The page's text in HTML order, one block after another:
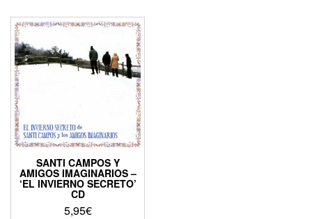
SANTI CAMPOS Y
AMIGOS IMAGINARIOS –
‘EL INVIERNO SECRETO’
CD
5,95€